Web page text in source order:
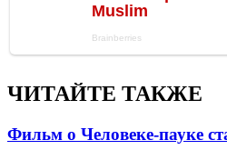
ЧИТАЙТЕ ТАКЖЕ
Фильм о Человеке-пауке